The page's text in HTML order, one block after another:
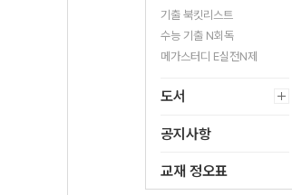
기출 북킷리스트
수능 기출 N회독
메가스터디 E실전N제
도서
공지사항
교재 정오표